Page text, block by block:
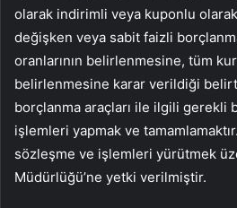
olarak indirimli veya kuponlu
değişken veya sabit faizli
oranlarının belirlenmesine, tüm
belirlenmesine karar verildiği
borçlanma araçları ile ilgili gerekli
işlemleri yapmak ve
sözleşme ve işlemleri yürütmek
Müdürlüğü’ne yetki verilmiştir.